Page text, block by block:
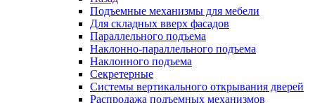
Подъемные механизмы для мебели
Для складных вверх фасадов
Параллельного подъема
Наклонно-параллельного подъема
Наклонного подъема
Секретерные
Системы вертикального открывания дверей
Распродажа подъемных механизмов